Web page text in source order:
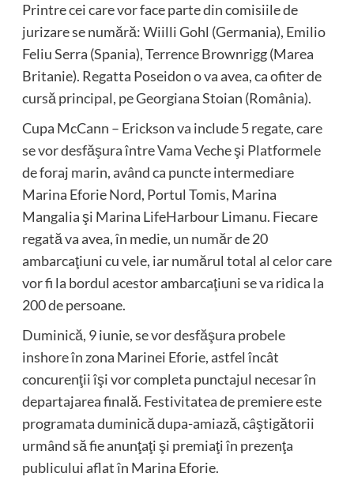
Printre cei care vor face parte din comisiile de
jurizare se numără: Wiilli Gohl (Germania), Emilio
Feliu Serra (Spania), Terrence Brownrigg (Marea
Britanie). Regatta Poseidon o va avea, ca ofiter de
cursă principal, pe Georgiana Stoian (România).
Cupa McCann – Erickson va include 5 regate, care
se vor desfăşura între Vama Veche şi Platformele
de foraj marin, având ca puncte intermediare
Marina Eforie Nord, Portul Tomis, Marina
Mangalia şi Marina LifeHarbour Limanu. Fiecare
regată va avea, în medie, un număr de 20
ambarcaţiuni cu vele, iar numărul total al celor care
vor fi la bordul acestor ambarcaţiuni se va ridica la
200 de persoane.
Duminică, 9 iunie, se vor desfăşura probele
inshore în zona Marinei Eforie, astfel încât
concurenţii îşi vor completa punctajul necesar în
departajarea finală. Festivitatea de premiere este
programata duminică dupa-amiază, câştigătorii
urmând să fie anunţaţi şi premiaţi în prezenţa
publicului aflat în Marina Eforie.